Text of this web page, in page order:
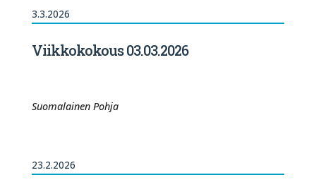
3.3.2026
Viikkokokous 03.03.2026
Suomalainen Pohja
23.2.2026